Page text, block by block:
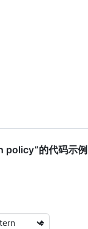
policy”的代码示例